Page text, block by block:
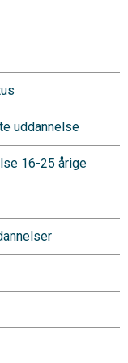
uddannelse
16-25 årige